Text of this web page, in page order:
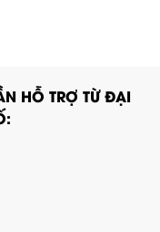
HỖ TRỢ TỪ ĐẠI